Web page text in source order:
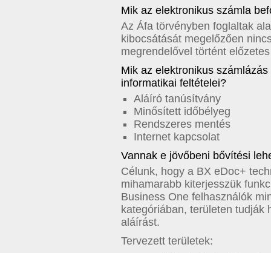
Mik az elektronikus számla
Az Áfa törvényben foglaltak
kibocsátását megelőzően
megrendelővel történt
Mik az elektronikus
informatikai feltételei?
Aláíró tanúsítvány
Minősített időbélyeg
Rendszeres mentés
Internet kapcsolat
Vannak e jövőbeni bővítési
Célunk, hogy a BX eDoc+
mihamarabb kiterjesszük
Business One felhasználók
kategóriában, területen tudják
aláírást.
Tervezett területek: